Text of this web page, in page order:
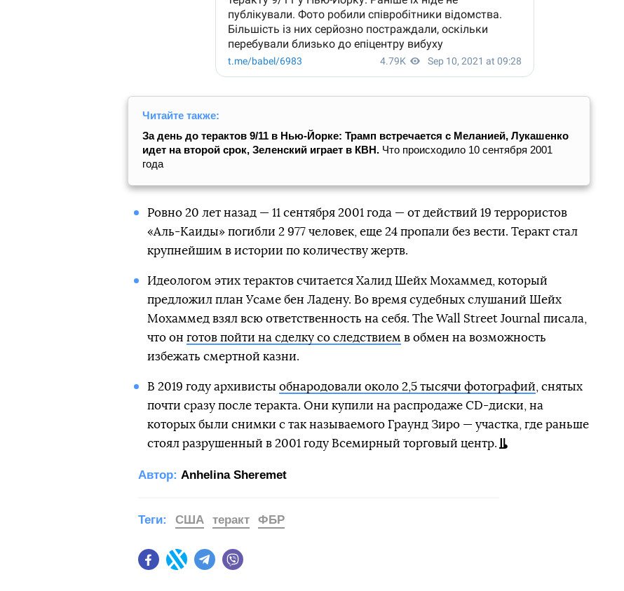
Читайте также:
За день до терактов 9/11 в Нью-Йорке: Трамп встречается с Меланией, Лукашенко
идет на второй срок, Зеленский играет в КВН. Что происходило 10 сентября 2001
года
Ровно 20 лет назад — 11 сентября 2001 года — от действий 19 террористов
«Аль-Каиды» погибли 2 977 человек, еще 24 пропали без вести. Теракт стал
крупнейшим в истории по количеству жертв.
Идеологом этих терактов считается Халид Шейх Мохаммед, который
предложил план Усаме бен Ладену. Во время судебных слушаний Шейх
Мохаммед взял всю ответственность на себя. The Wall Street Journal писала,
что он готов пойти на сделку со следствием в обмен на возможность
избежать смертной казни.
В 2019 году архивисты обнародовали около 2,5 тысячи фотографий , снятых
почти сразу после теракта. Они купили на распродаже CD-диски, на
которых были снимки с так называемого Граунд Зиро — участка, где раньше
стоял разрушенный в 2001 году Всемирный торговый центр.
Автор: Anhelina Sheremet
FacebookTwitter Telegram
Теги: США теракт ФБР